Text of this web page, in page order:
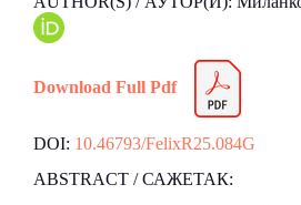
Download Full Pdf
DOI: 10.46793/FelixR25.084G
ABSTRACT / САЖЕТАК: